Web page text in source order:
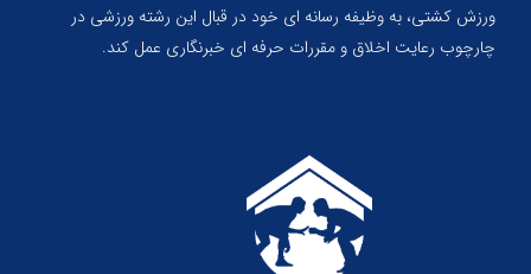
ورزش کشتی، به وظیفه رسانه ای خود در قبال این رشته ورزشی در
چارچوب رعایت اخلاق و مقررات حرفه ای خبرنگاری عمل کند.